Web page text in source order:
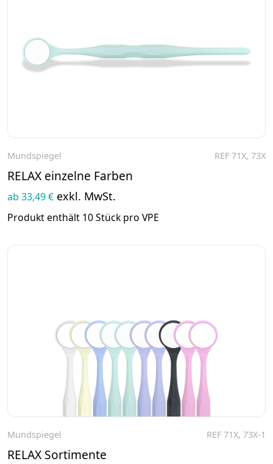
Mundspiegel REF 71X, 73X
RELAX einzelne Farben
ab 33,49 € exkl. MwSt.
Produkt enthält 10 Stück pro VPE
Mundspiegel REF 71X, 73X-1
RELAX Sortimente